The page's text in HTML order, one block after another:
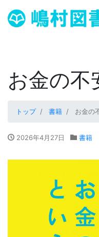
お金の不
トップ 書籍 お金の
2026年4月27日 書籍